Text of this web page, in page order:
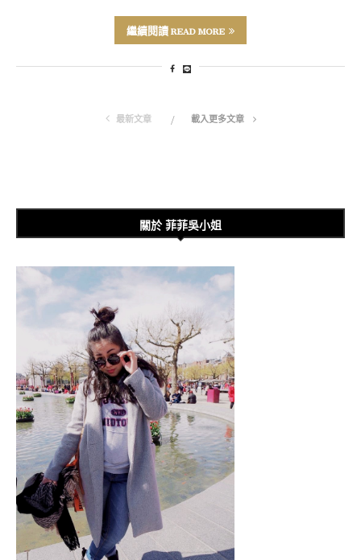
繼續閱讀 READ MORE
最新文章 載入更多文章
關於 菲菲吳小姐